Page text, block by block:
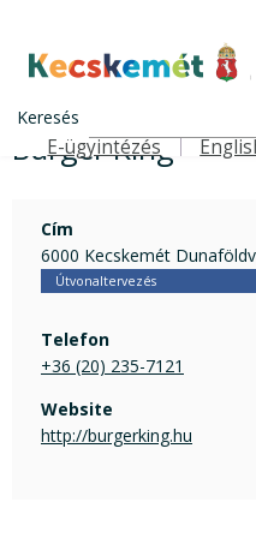
tartalomra
Kecskemét Város
Keresés
Felső navigáció
E-ügyintézés
Burger King
Cím
6000 Kecskemét
Útvonaltervezés
Telefon
+36 (20) 235-7121
Website
http://burgerking.hu